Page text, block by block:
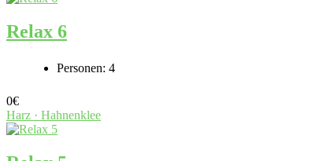
Relax 6
Personen: 4
0€
Harz · Hahnenklee